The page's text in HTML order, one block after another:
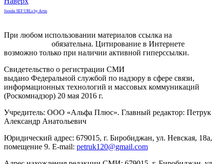
Joomla SEF URLs by Artio
При любом использовании материалов ссылка на
обязательна. Цитирование в Интернете
возможно только при наличии активной гиперссылки.
Свидетельство о регистрации СМИ
выдано Федеральной службой по надзору в сфере связи,
информационных технологий и массовых коммуникаций
(Роскомнадзор) 20 мая 2016 г.
Учредитель: ООО «Альфа Плюс». Главный редактор: Петрук
Александр Анатольевич
Юридический адрес: 679015, г. Биробиджан, ул. Невская, 18а,
помещение 9. E-mail: petruk120@gmail.com